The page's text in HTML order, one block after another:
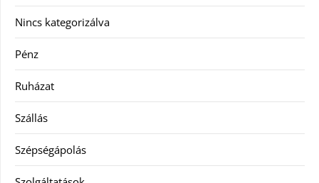
Nincs kategorizálva
Pénz
Ruházat
Szállás
Szépségápolás